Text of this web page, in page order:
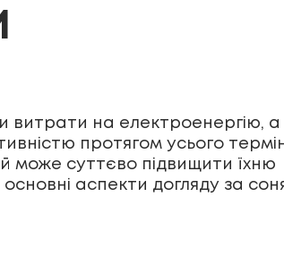
витрати на електроенергію,
протягом усього
може суттєво підвищити їхню
аспекти догляду за